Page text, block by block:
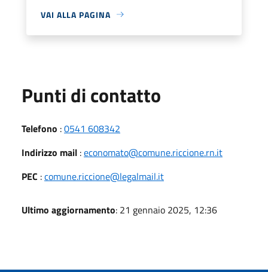
VAI ALLA PAGINA
Punti di contatto
Telefono :0541 608342
Indirizzo mail :economato@comune.riccione.rn.it
PEC :comune.riccione@legalmail.it
Ultimo aggiornamento: 21 gennaio 2025, 12:36